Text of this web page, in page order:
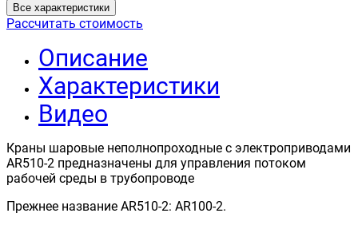
Все характеристики
Рассчитать стоимость
Описание
Характеристики
Видео
Краны шаровые неполнопроходные с электроприводами
AR510-2 предназначены для управления потоком
рабочей среды в трубопроводе
Прежнее название AR510-2: AR100-2.